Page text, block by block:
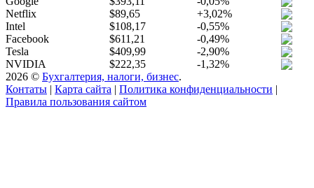
Netflix
$89,65
+3,02%
Intel
$108,17
-0,55%
Facebook
$611,21
-0,49%
Tesla
$409,99
-2,90%
NVIDIA
$222,35
-1,32%
2026 © Бухгалтерия, налоги, бизнес.
Контаты | Карта сайта | Политика конфиденциальности |
Правила пользования сайтом